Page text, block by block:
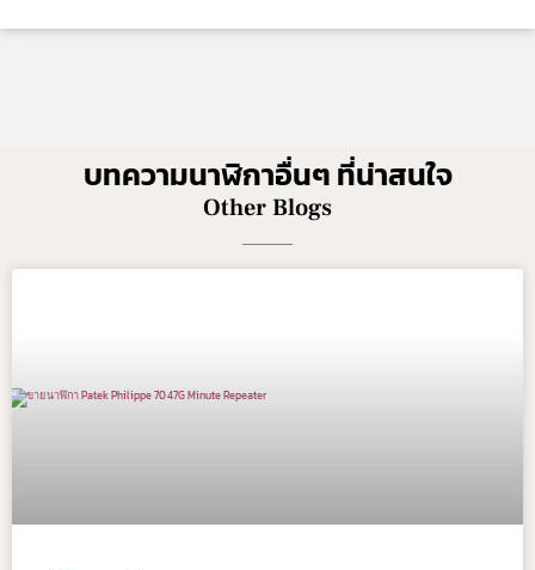
บทความนาฬิกาอื่นๆ ที่น่าสนใจ
Other Blogs